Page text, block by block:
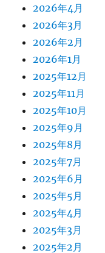
2026年4月
2026年3月
2026年2月
2026年1月
2025年12月
2025年11月
2025年10月
2025年9月
2025年8月
2025年7月
2025年6月
2025年5月
2025年4月
2025年3月
2025年2月